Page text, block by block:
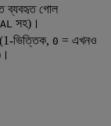
ব্যবহৃত গোল
সহ)।
(1-ভিত্তিক, 0 = এখনও